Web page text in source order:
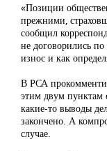
«Позиции
прежними,
сообщил
не договорились
износ и как
В РСА
этим двум пунктам
какие-то выводы
закончено. А
случае.